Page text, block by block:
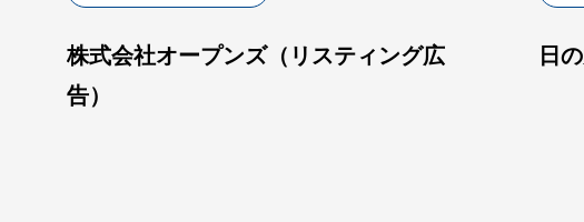
株式会社オープンズ（リスティング広
告）
日